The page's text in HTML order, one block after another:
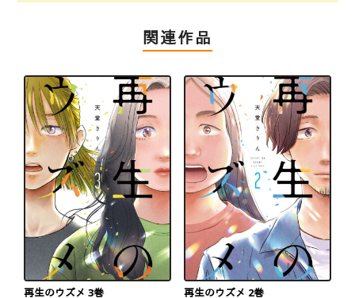
関連作品
再生のウズメ 3巻 再生のウズメ 2巻